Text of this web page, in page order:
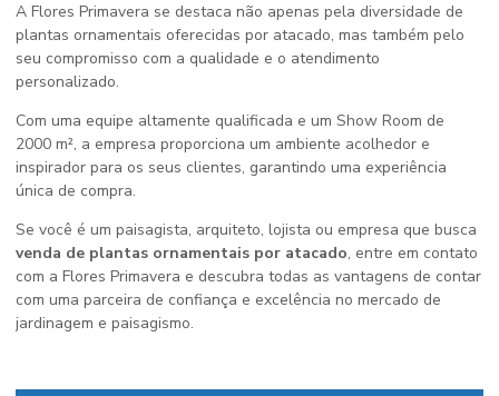
A Flores Primavera se destaca não apenas pela diversidade de
plantas ornamentais oferecidas por atacado, mas também pelo
seu compromisso com a qualidade e o atendimento
personalizado.
Com uma equipe altamente qualificada e um Show Room de
2000 m², a empresa proporciona um ambiente acolhedor e
inspirador para os seus clientes, garantindo uma experiência
única de compra.
Se você é um paisagista, arquiteto, lojista ou empresa que busca
venda de plantas ornamentais por atacado, entre em contato
com a Flores Primavera e descubra todas as vantagens de contar
com uma parceira de confiança e excelência no mercado de
jardinagem e paisagismo.